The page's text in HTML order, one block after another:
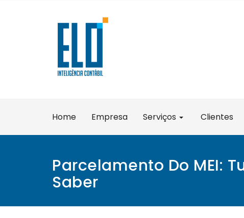
Home Empresa Serviços Clientes
Parcelamento Do MEI:
Saber